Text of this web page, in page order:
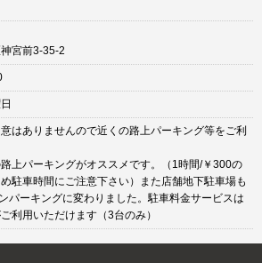
宮前3-35-2
はありませんので近くの路上パーキング等をご利
上パーキングがオススメです。（1時間/￥300の
駐車時間にご注意下さい）また店舗地下駐車場も
パーキングに変わりました。駐車料金サービスは
利用いただけます（3台のみ）